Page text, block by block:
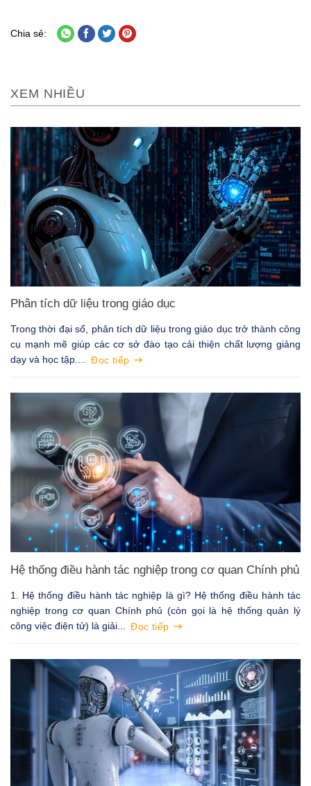
Chia sẻ:
XEM NHIỀU
Phân tích dữ liệu trong giáo dục
Trong thời đại số, phân tích dữ liệu trong giáo dục trở thành công
cụ mạnh mẽ giúp các cơ sở đào tạo cải thiện chất lượng giảng
dạy và học tập....
Đọc tiếp
Hệ thống điều hành tác nghiệp trong cơ quan Chính phủ
1. Hệ thống điều hành tác nghiệp là gì? Hệ thống điều hành tác
nghiệp trong cơ quan Chính phủ (còn gọi là hệ thống quản lý
công việc điện tử) là giải...
Đọc tiếp